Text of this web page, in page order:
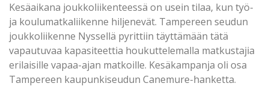
Kesäaikana joukkoliikenteessä on usein tilaa, kun työ-
ja koulumatkaliikenne hiljenevät. Tampereen seudun
joukkoliikenne Nyssellä pyrittiin täyttämään tätä
vapautuvaa kapasiteettia houkuttelemalla matkustajia
erilaisille vapaa-ajan matkoille. Kesäkampanja oli osa
Tampereen kaupunkiseudun Canemure-hanketta.